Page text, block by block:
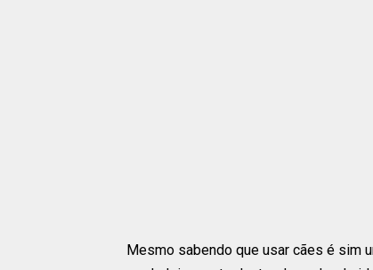
Mesmo sabendo que usar cães é sim